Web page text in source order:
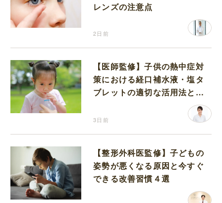
レンズの注意点
2日前
【医師監修】子供の熱中症対
策における経口補水液・塩タ
ブレットの適切な活用法と水
3日前
【整形外科医監修】子どもの
姿勢が悪くなる原因と今すぐ
できる改善習慣４選